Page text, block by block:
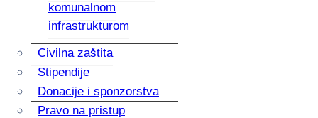
komunalnom
infrastrukturom
Civilna zaštita
Stipendije
Donacije i sponzorstva
Pravo na pristup